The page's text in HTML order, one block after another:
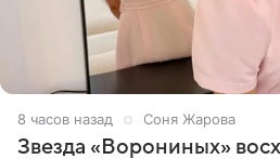
8 часов назад Соня Жарова
Звезда «Ворониных»